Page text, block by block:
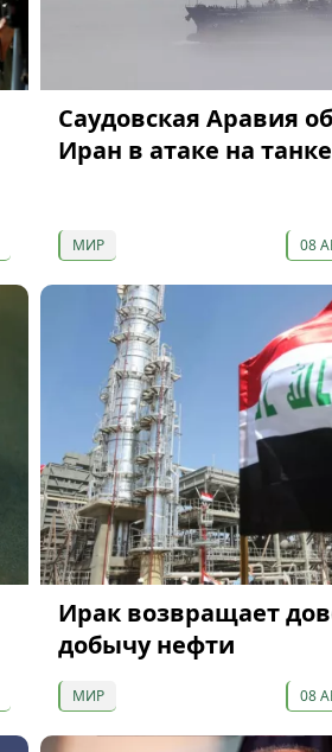
Саудовская Аравия
Иран в атаке на
МИР 08
Ирак возвращает
добычу нефти
МИР 08